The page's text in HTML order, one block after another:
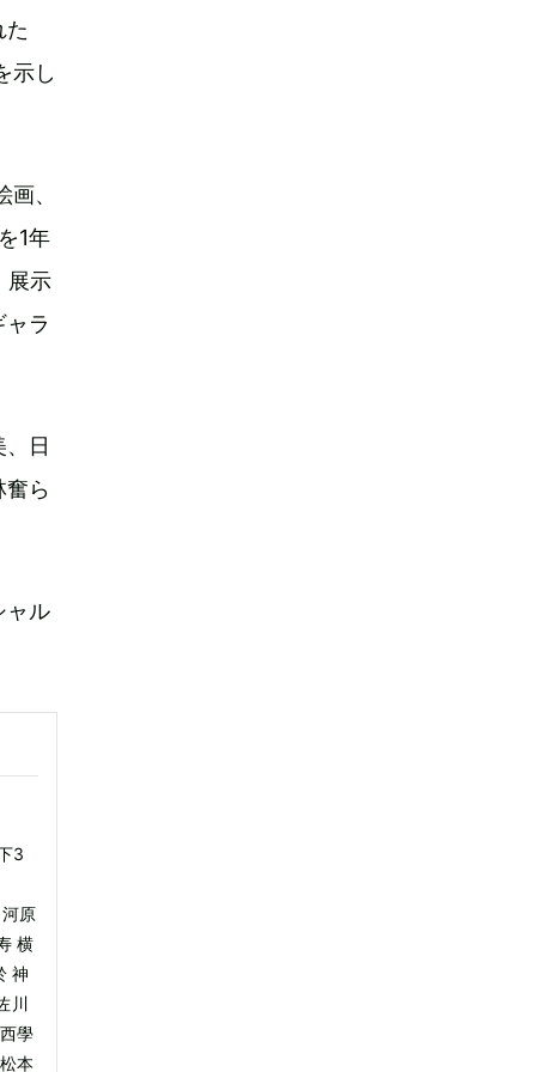
た
示し
、
1年
展示
ラ
日
奮ら
ャル
3
原
横
神
川
學
本